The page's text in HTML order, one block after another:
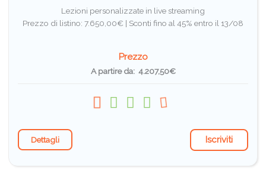
Lezioni personalizzate in live streaming
Prezzo di listino: 7.650,00€ | Sconti fino al 45% entro il 13/08
Prezzo
A partire da: 4.207,50€
Dettagli Iscriviti